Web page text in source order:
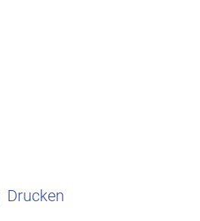
Drucken